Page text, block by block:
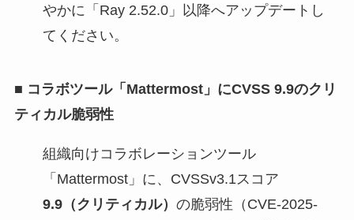
やかに「Ray 2.52.0」以降へアップデートし
てください。
■ コラボツール「Mattermost」にCVSS 9.9のクリ
ティカル脆弱性
組織向けコラボレーションツール
「Mattermost」に、CVSSv3.1スコア
9.9（クリティカル） の脆弱性（CVE-2025-